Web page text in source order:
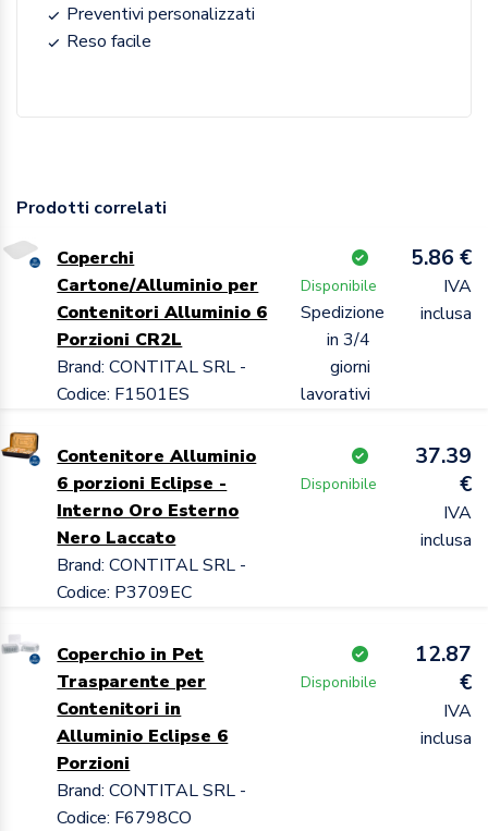
Preventivi personalizzati
Reso facile
Prodotti correlati
Coperchi
Cartone/Alluminio per
Contenitori Alluminio 6
Porzioni CR2L
Brand: CONTITAL SRL -
Codice: F1501ES
Disponibile
Spedizione
in 3/4
giorni
lavorativi
5.86 €
IVA
inclusa
Contenitore Alluminio
6 porzioni Eclipse -
Interno Oro Esterno
Nero Laccato
Brand: CONTITAL SRL -
Codice: P3709EC
Disponibile
37.39
€
IVA
inclusa
Coperchio in Pet
Trasparente per
Contenitori in
Alluminio Eclipse 6
Porzioni
Brand: CONTITAL SRL -
Codice: F6798CO
Disponibile
12.87
€
IVA
inclusa